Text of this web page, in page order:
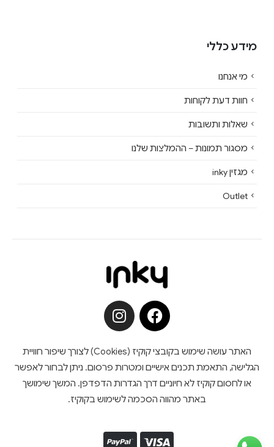
מידע כללי
מי אנחנו
חוות דעת לקוחות
שאלות ותשובות
מסגור תמונות – ההמלצות שלנו
מגזין inky
Outlet
האתר עושה שימוש בקובצי קוקיז (Cookies) לצורך שיפור חוויית
הגלישה, התאמת תכנים אישיים ומטרות פרסום. ניתן לבחור לאפשר
או לחסום קוקיז לא חיוניים דרך הגדרות הדפדפן. המשך שימושך
באתר מהווה הסכמה לשימוש בקוקיז.